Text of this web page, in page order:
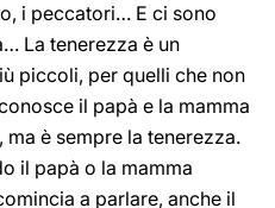
i peccatori… E ci sono
La tenerezza è un
piccoli, per quelli che non
il papà e la mamma
è sempre la tenerezza.
il papà o la mamma
a parlare, anche il